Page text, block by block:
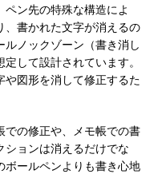
ン先の特殊な構造によ
、書かれた文字が消えるの
ノックゾーン（書き消し
して設計されています。
図形を消して修正するた
での修正や、メモ帳での書
ションは消えるだけでな
ボールペンよりも書き心地